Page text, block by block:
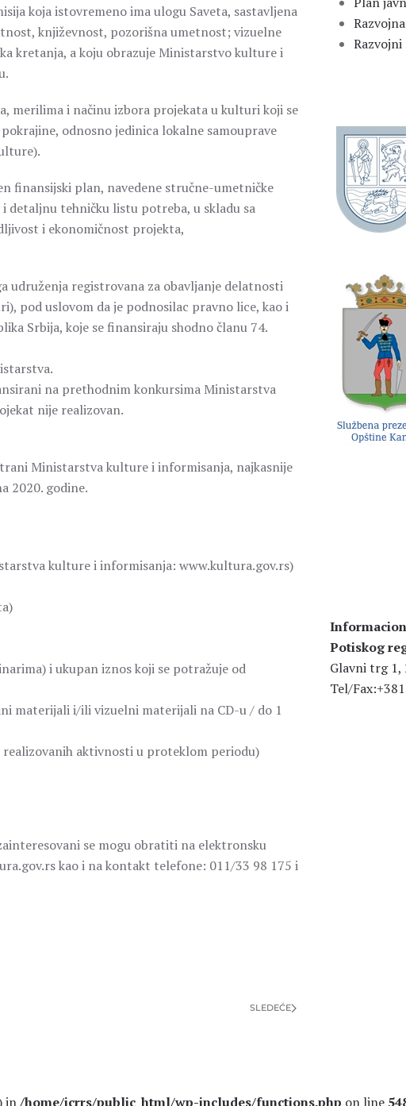
koja istovremeno ima ulogu Saveta, sastavljena
književnost, pozorišna umetnost; vizuelne
kretanja, a koju obrazuje Ministarstvo kulture i
merilima i načinu izbora projekata u kulturi koji se
odnosno jedinica lokalne samouprave
finansijski plan, navedene stručne-umetničke
detaljnu tehničku listu potreba, u skladu sa
i ekonomičnost projekta,
udruženja registrovana za obavljanje delatnosti
pod uslovom da je podnosilac pravno lice, kao i
Srbija, koje se finansiraju shodno članu 74.
na prethodnim konkursima Ministarstva
nije realizovan.
Ministarstva kulture i informisanja, najkasnije
2020. godine.
kulture i informisanja: www.kultura.gov.rs)
i ukupan iznos koji se potražuje od
materijali i/ili vizuelni materijali na CD-u / do 1
realizovanih aktivnosti u proteklom periodu)
se mogu obratiti na elektronsku
kao i na kontakt telefone: 011/33 98 175 i
SLEDEĆE
Potiskog
Glavni trg 1,
Tel/
in /home/icrrs/public_html/wp-includes/functions.php on line